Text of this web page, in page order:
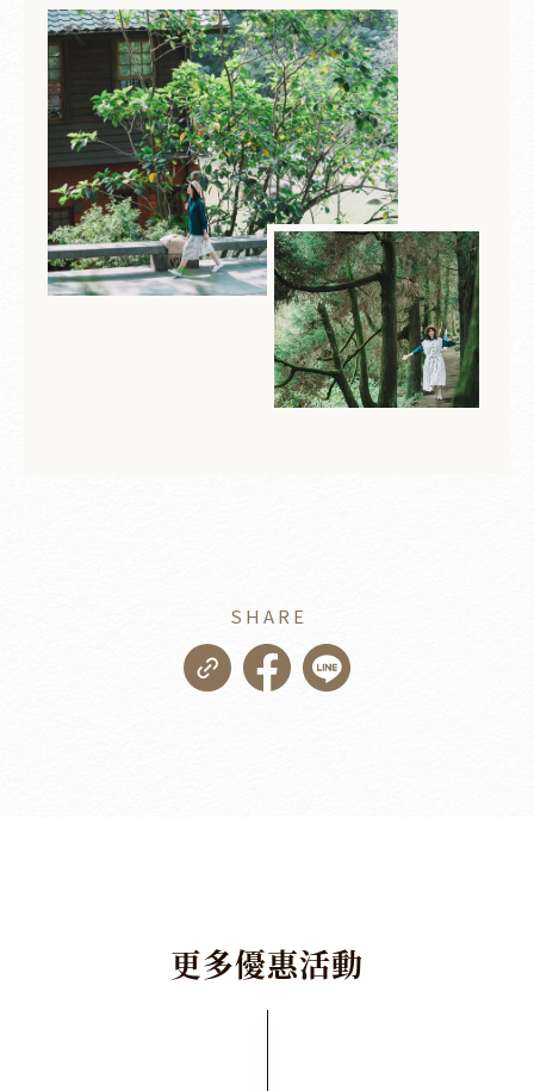
SHARE
更多優惠活動